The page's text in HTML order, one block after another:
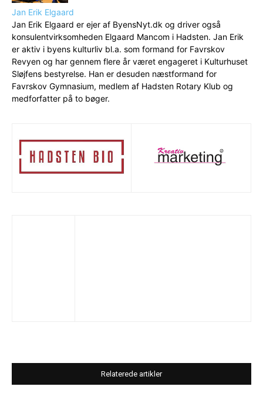
Jan Erik Elgaard
Jan Erik Elgaard er ejer af ByensNyt.dk og driver også
konsulentvirksomheden Elgaard Mancom i Hadsten. Jan Erik
er aktiv i byens kulturliv bl.a. som formand for Favrskov
Revyen og har gennem flere år været engageret i Kulturhuset
Sløjfens bestyrelse. Han er desuden næstformand for
Favrskov Gymnasium, medlem af Hadsten Rotary Klub og
medforfatter på to bøger.
Relaterede artikler